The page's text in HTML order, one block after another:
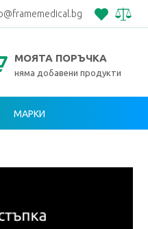
МОЯТА ПОРЪЧКА
няма добавени продукти
МАРКИ